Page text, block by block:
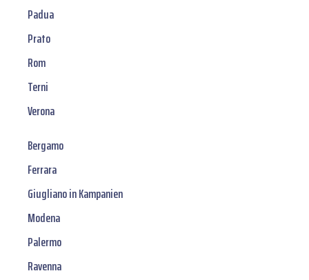
Padua
Prato
Rom
Terni
Verona
Bergamo
Ferrara
Giugliano in Kampanien
Modena
Palermo
Ravenna